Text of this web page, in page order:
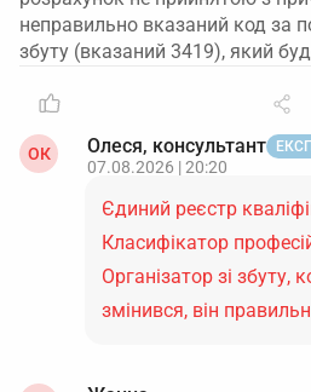
неправильно вказаний код за
збуту (вказаний 3419), який
ОК Олеся, консультант
07.08.2026 | 20:20
Єдиний реєстр
Класифікатор
Організатор зі збуту,
змінився, він